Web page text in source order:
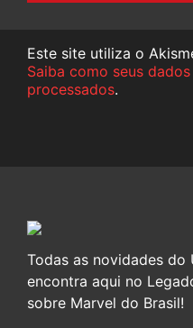
Este site utiliza o
Saiba como seus
processados.
Todas as novidades
encontra aqui no
sobre Marvel do Brasil!